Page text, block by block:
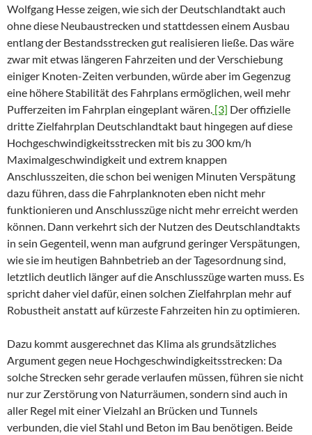
Wolfgang Hesse zeigen, wie sich der Deutschlandtakt auch
ohne diese Neubaustrecken und stattdessen einem Ausbau
entlang der Bestandsstrecken gut realisieren ließe. Das wäre
zwar mit etwas längeren Fahrzeiten und der Verschiebung
einiger Knoten-Zeiten verbunden, würde aber im Gegenzug
eine höhere Stabilität des Fahrplans ermöglichen, weil mehr
Pufferzeiten im Fahrplan eingeplant wären. [3] Der offizielle
dritte Zielfahrplan Deutschlandtakt baut hingegen auf diese
Hochgeschwindigkeitsstrecken mit bis zu 300 km/h
Maximalgeschwindigkeit und extrem knappen
Anschlusszeiten, die schon bei wenigen Minuten Verspätung
dazu führen, dass die Fahrplanknoten eben nicht mehr
funktionieren und Anschlusszüge nicht mehr erreicht werden
können. Dann verkehrt sich der Nutzen des Deutschlandtakts
in sein Gegenteil, wenn man aufgrund geringer Verspätungen,
wie sie im heutigen Bahnbetrieb an der Tagesordnung sind,
letztlich deutlich länger auf die Anschlusszüge warten muss. Es
spricht daher viel dafür, einen solchen Zielfahrplan mehr auf
Robustheit anstatt auf kürzeste Fahrzeiten hin zu optimieren.
Dazu kommt ausgerechnet das Klima als grundsätzliches
Argument gegen neue Hochgeschwindigkeitsstrecken: Da
solche Strecken sehr gerade verlaufen müssen, führen sie nicht
nur zur Zerstörung von Naturräumen, sondern sind auch in
aller Regel mit einer Vielzahl an Brücken und Tunnels
verbunden, die viel Stahl und Beton im Bau benötigen. Beide